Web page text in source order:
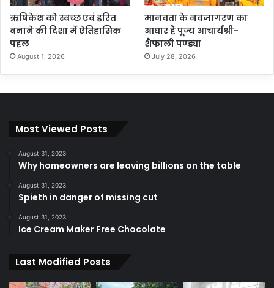
ऋषिकेश को स्वच्छ एवं हरित
बनाने की दिशा में ऐतिहासिक
पहल
August 1, 2026
मानवता के नवजागरण का
आधार हैं पूज्य आचार्यश्री-
शैफाली पण्ड्या
July 28, 2026
Most Viewed Posts
August 31, 2023
Why homeowners are leaving billions on the table
August 31, 2023
Spieth in danger of missing cut
August 31, 2023
Ice Cream Maker Free Chocolate
Last Modified Posts